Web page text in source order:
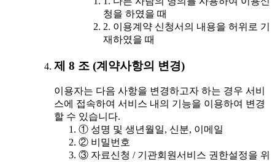
청을 하였을 때
2. 이용계약 신청서의 내용을 허위로 기
재하였을 때
제 8 조 (계약사항의 변경)
이용자는 다음 사항을 변경하고자 하는 경우 서비
스에 접속하여 서비스 내의 기능을 이용하여 변경
할 수 있습니다.
① 성명 및 생년월일, 신분, 이메일
② 비밀번호
③ 자료신청 / 기관회원서비스 권한설정을 위